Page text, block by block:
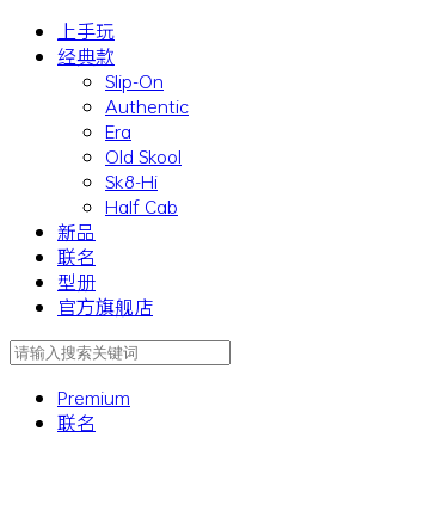
上手玩
经典款
Slip-On
Authentic
Era
Old Skool
Sk8-Hi
Half Cab
新品
联名
型册
官方旗舰店
Premium
联名